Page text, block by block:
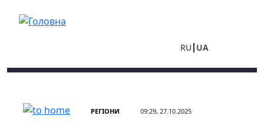
RU UA
РЕГІОНИ 09:29, 27.10.2025